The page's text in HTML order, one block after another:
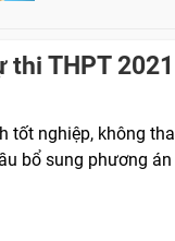
thi THPT
tốt nghiệp, không
bổ sung phương án